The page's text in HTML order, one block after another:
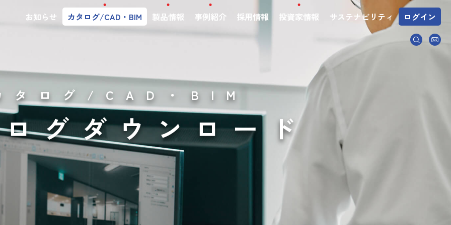
お知らせ カタログ/CAD・BIM 製品情報 事例紹介 採用情報 投資家情報 サステナビリティ ログイン
タログ/CAD・BIM
グダウンロード